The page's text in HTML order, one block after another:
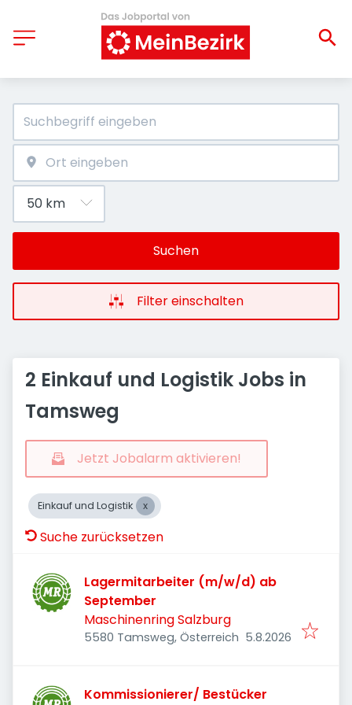
Suchen
Filter einschalten
2 Einkauf und Logistik Jobs in
Tamsweg
Jetzt Jobalarm aktivieren!
Einkauf und Logistik
Suche zurücksetzen
Lagermitarbeiter (m/w/d) ab
September
Maschinenring Salzburg
5580 Tamsweg, Österreich Veröffentlicht
5.8.2026
Kommissionierer/ Bestücker